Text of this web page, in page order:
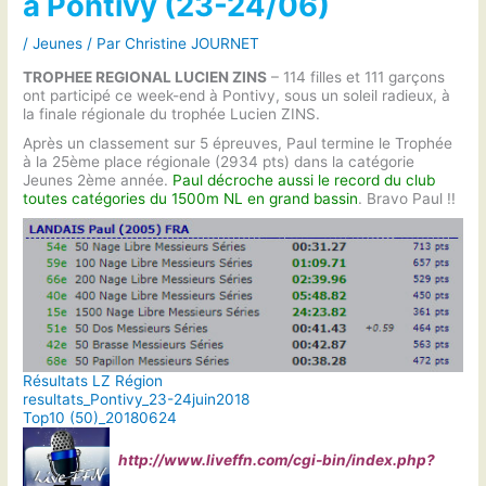
/Jeunes / ParChristine JOURNET
TROPHEE REGIONAL LUCIEN ZINS – 114 filles et 111 garçons
ont participé ce week-end à Pontivy, sous un soleil radieux, à
la finale régionale du trophée Lucien ZINS.
Après un classement sur 5 épreuves, Paul termine le Trophée
à la 25ème place régionale (2934 pts) dans la catégorie
Jeunes 2ème année. Paul décroche aussi le record du club
toutes catégories du 1500m NL en grand bassin. Bravo Paul !!
Résultats LZ Région
resultats_Pontivy_23-24juin2018
Top10 (50)_20180624
http://www.liveffn.com/cgi-bin/index.php?